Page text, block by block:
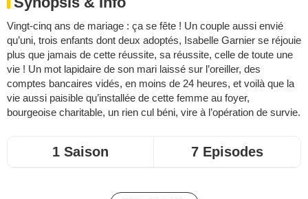
Vingt-cinq ans de mariage : ça se fête ! Un couple aussi envié
qu’uni, trois enfants dont deux adoptés, Isabelle Garnier se réjouie
plus que jamais de cette réussite, sa réussite, celle de toute une
vie ! Un mot lapidaire de son mari laissé sur l’oreiller, des
comptes bancaires vidés, en moins de 24 heures, et voilà que la
vie aussi paisible qu’installée de cette femme au foyer,
bourgeoise charitable, un rien cul béni, vire à l’opération de survie.
1 Saison 7 Episodes